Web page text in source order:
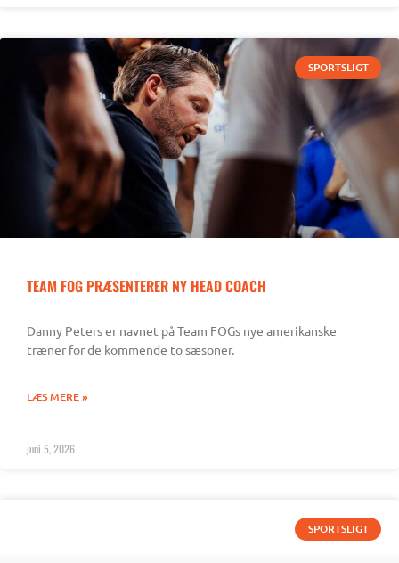
SPORTSLIGT
TEAM FOG PRÆSENTERER NY HEAD COACH
Danny Peters er navnet på Team FOGs nye amerikanske
træner for de kommende to sæsoner.
LÆS MERE »
juni 5, 2026
SPORTSLIGT